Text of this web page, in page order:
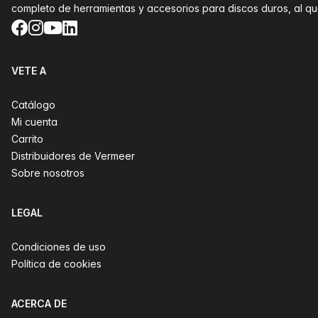
completo de herramientas y accesorios para discos duros, al
Facebook
Instagram
YouTube
LinkedIn
VETE A
Catálogo
Mi cuenta
Carrito
Distribuidores de Vermeer
Sobre nosotros
LEGAL
Condiciones de uso
Política de cookies
ACERCA DE